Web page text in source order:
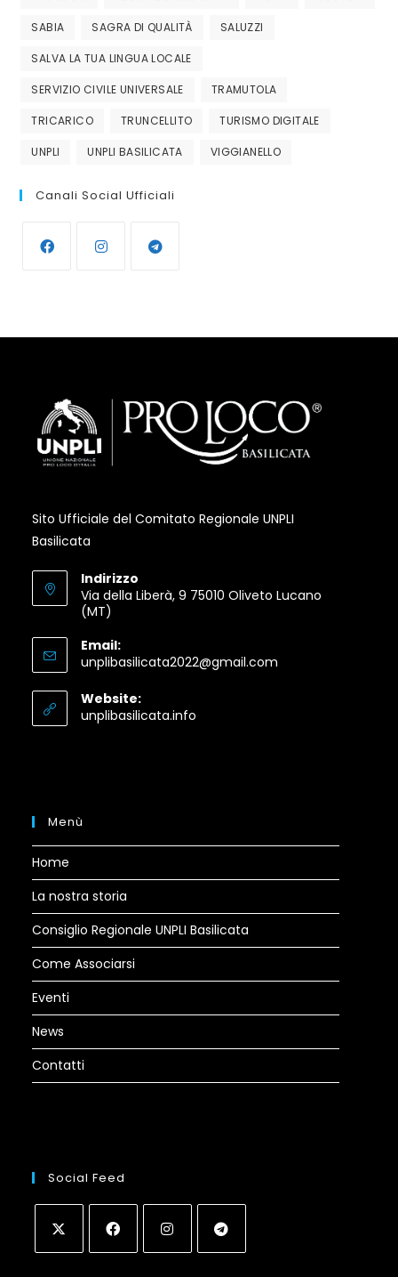
SABIA SAGRA DI QUALITÀ SALUZZI
SALVA LA TUA LINGUA LOCALE
SERVIZIO CIVILE UNIVERSALE TRAMUTOLA
TRICARICO TRUNCELLITO TURISMO DIGITALE
UNPLI UNPLI BASILICATA VIGGIANELLO
Canali Social Ufficiali
Sito Ufficiale del Comitato Regionale UNPLI
Basilicata
Indirizzo
Via della Liberà, 9 75010 Oliveto Lucano
(MT)
Email:
unplibasilicata2022@gmail.comOpens
Website:
unplibasilicata.infoOpens
Menù
Home
La nostra storia
Consiglio Regionale UNPLI Basilicata
Come Associarsi
Eventi
News
Contatti
Social Feed